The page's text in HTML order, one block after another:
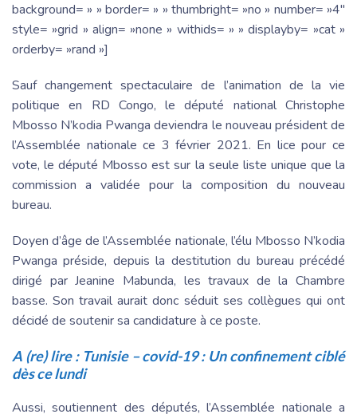
background= » » border= » » thumbright= »no » number= »4″
style= »grid » align= »none » withids= » » displayby= »cat »
orderby= »rand »]
Sauf changement spectaculaire de l’animation de la vie
politique en RD Congo, le député national Christophe
Mbosso N’kodia Pwanga deviendra le nouveau président de
l’Assemblée nationale ce 3 février 2021. En lice pour ce
vote, le député Mbosso est sur la seule liste unique que la
commission a validée pour la composition du nouveau
bureau.
Doyen d’âge de l’Assemblée nationale, l’élu Mbosso N’kodia
Pwanga préside, depuis la destitution du bureau précédé
dirigé par Jeanine Mabunda, les travaux de la Chambre
basse. Son travail aurait donc séduit ses collègues qui ont
décidé de soutenir sa candidature à ce poste.
A (re) lire : Tunisie – covid-19 : Un confinement ciblé
dès ce lundi
Aussi, soutiennent des députés, l’Assemblée nationale a